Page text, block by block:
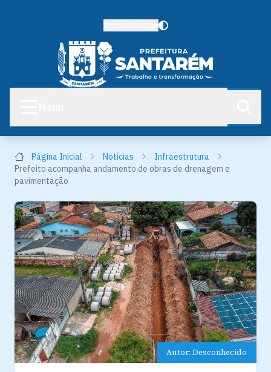
Página Inicial Notícias
Infraestrutura
Prefeito acompanha andamento de obras de drenagem e
pavimentação
Autor: Desconhecido